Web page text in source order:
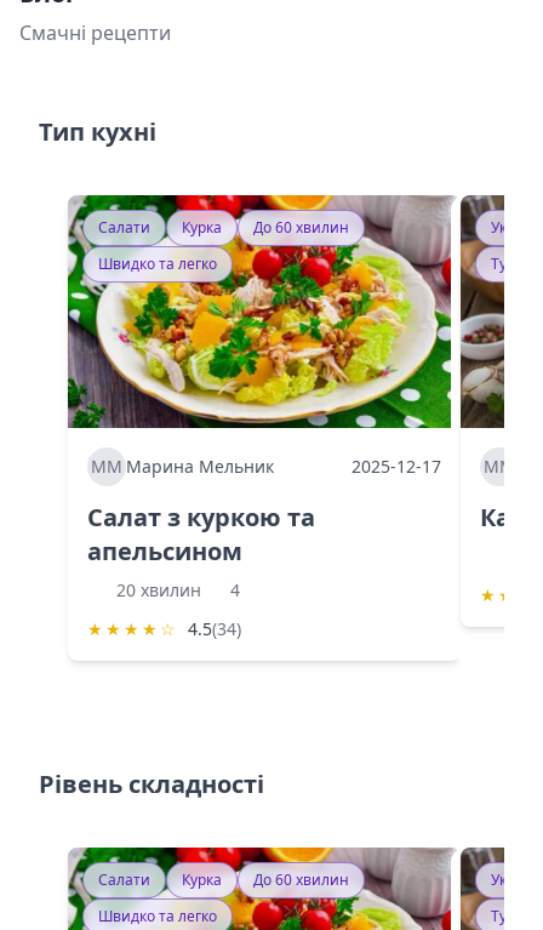
Смачні рецепти
Тип кухні
Салати Курка
До 60 хвилин
Швидко та легко
ММ Марина Мельник 2025-12-17
Салат з куркою та
апельсином
20 хвилин
4
★ ★ ★ ★ ☆ 4.5(34)
ММ
★ ★
Рівень складності
Салати Курка
До 60 хвилин
Швидко та легко